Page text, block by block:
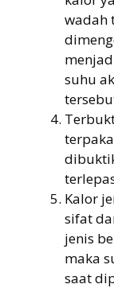
wadah
suhu
Kalor
sifat
jenis
maka
saat